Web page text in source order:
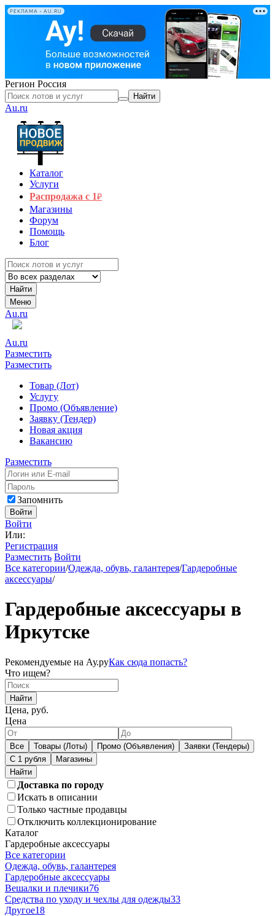
РЕКЛАМА • AU.RU
Регион Россия
Найти
Au.ru
Каталог
Услуги
Распродажа с 1₽
Магазины
Форум
Помощь
Блог
Найти
Меню
Au.ru
Au.ru
Разместить
Разместить
Товар (Лот)
Услугу
Промо (Объявление)
Заявку (Тендер)
Новая акция
Вакансию
Разместить
Запомнить
Войти
Войти
Или:
Регистрация
Разместить Войти
Все категории/Одежда, обувь, галантерея/Гардеробные
аксессуары/
Гардеробные аксессуары в
Иркутске
Рекомендуемые на Ау.руКак сюда попасть?
Что ищем?
Найти
Цена, руб.
Цена
Все Товары (Лоты) Промо (Объявления)
Заявки (Тендеры)
С 1 рубля
Магазины
Доставка по городу
Искать в описании
Только частные продавцы
Отключить коллекционирование
Каталог
Гардеробные аксессуары
Все категории
Одежда, обувь, галантерея
Гардеробные аксессуары
Вешалки и плечики76
Средства по уходу и чехлы для одежды33
Другое18